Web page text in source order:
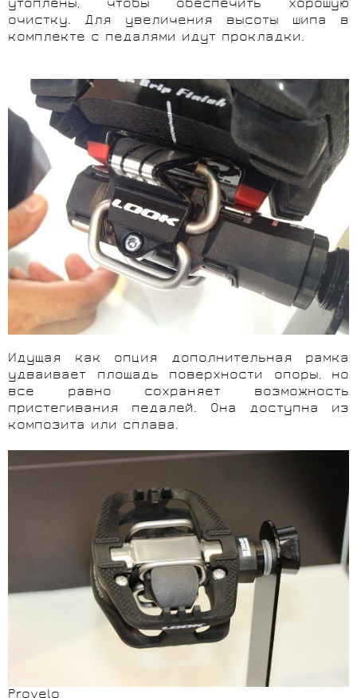
утоплены, чтобы обеспечить хорошую
очистку. Для увеличения высоты шипа в
комплекте с педалями идут прокладки.
Идущая как опция дополнительная рамка
удваивает площадь поверхности опоры, но
все равно сохраняет возможность
пристегивания педалей. Она доступна из
композита или сплава.